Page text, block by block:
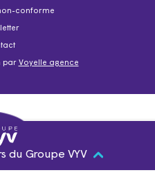
conforme
par Voyelle agence
du Groupe VYV